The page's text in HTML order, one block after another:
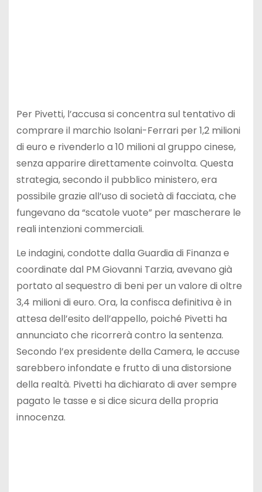
Per Pivetti, l’accusa si concentra sul tentativo di
comprare il marchio Isolani-Ferrari per 1,2 milioni
di euro e rivenderlo a 10 milioni al gruppo cinese,
senza apparire direttamente coinvolta. Questa
strategia, secondo il pubblico ministero, era
possibile grazie all’uso di società di facciata, che
fungevano da “scatole vuote” per mascherare le
reali intenzioni commerciali.
Le indagini, condotte dalla Guardia di Finanza e
coordinate dal PM Giovanni Tarzia, avevano già
portato al sequestro di beni per un valore di oltre
3,4 milioni di euro. Ora, la confisca definitiva è in
attesa dell’esito dell’appello, poiché Pivetti ha
annunciato che ricorrerà contro la sentenza.
Secondo l’ex presidente della Camera, le accuse
sarebbero infondate e frutto di una distorsione
della realtà. Pivetti ha dichiarato di aver sempre
pagato le tasse e si dice sicura della propria
innocenza.